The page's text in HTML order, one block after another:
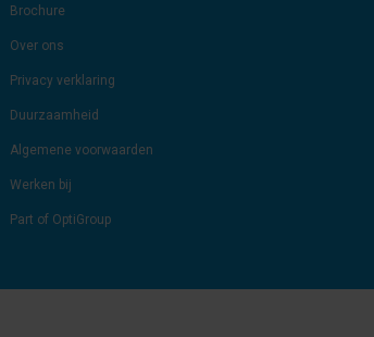
Brochure
Over ons
Privacy verklaring
Duurzaamheid
Algemene voorwaarden
Werken bij
Part of OptiGroup